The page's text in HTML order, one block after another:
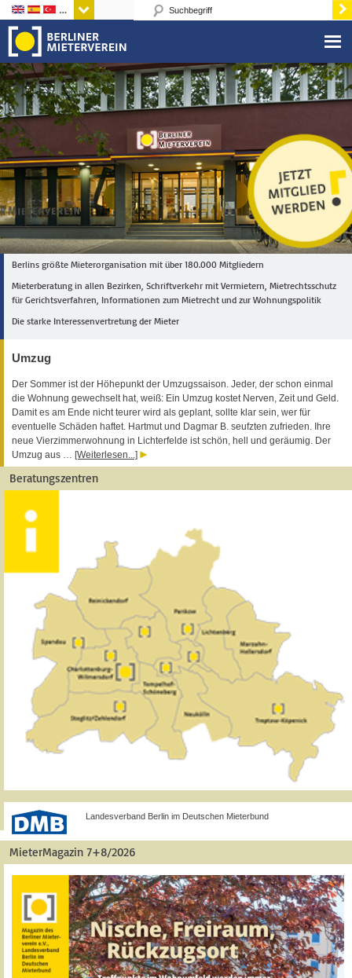
Sprachen
Berlins größte Mieterorganisation mit über 180.000 Mitgliedern
Mieterberatung in allen Bezirken, Schriftverkehr mit Vermietern, Mietrechtsschutz
für Gerichtsverfahren, Informationen zum Mietrecht und zur Wohnungspolitik
Die starke Interessenvertretung der Mieter
Umzug
Der Sommer ist der Höhepunkt der Umzugssaison. Jeder, der schon einmal
die Wohnung gewechselt hat, weiß: Ein Umzug kostet Nerven, Zeit und Geld.
Damit es am Ende nicht teurer wird als geplant, sollte klar sein, wer für
eventuelle Schäden haftet. Hartmut und Dagmar B. seufzten zufrieden. Ihre
neue Vierzimmerwohnung in Lichterfelde ist schön, hell und geräumig. Der
Umzug aus … [Weiterlesen...]
Beratungszentren
Landesverband Berlin im Deutschen Mieterbund
MieterMagazin 7+8/2026